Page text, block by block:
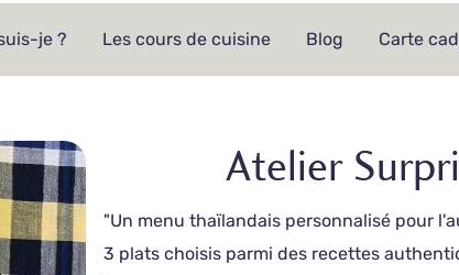
je ? Les cours de cuisine Blog Carte
Atelier
"Un menu thaïlandais personnalisé pour
3 plats choisis parmi des recettes